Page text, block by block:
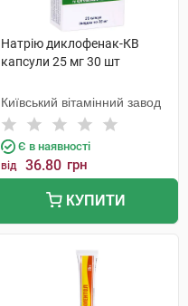
Натрію диклофенак-КВ
капсули 25 мг 30 шт
Київський вітамінний завод
Є в наявності
від 36.80 грн
КУПИТИ